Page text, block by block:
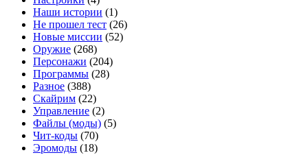
Наши истории (1)
Не прошел тест (26)
Новые миссии (52)
Оружие (268)
Персонажи (204)
Программы (28)
Разное (388)
Скайрим (22)
Управление (2)
Файлы (моды) (5)
Чит-коды (70)
Эромоды (18)